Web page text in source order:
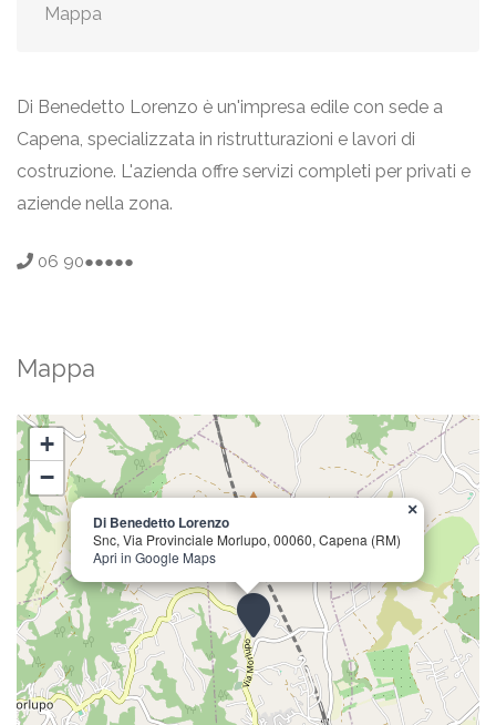
Mappa
Di Benedetto Lorenzo è un'impresa edile con sede a
Capena, specializzata in ristrutturazioni e lavori di
costruzione. L'azienda offre servizi completi per privati e
aziende nella zona.
06 90●●●●●
Mappa
Di Benedetto Lorenzo
Snc, Via Provinciale Morlupo, 00060, Capena (RM)
Apri in Google Maps
×
+
−